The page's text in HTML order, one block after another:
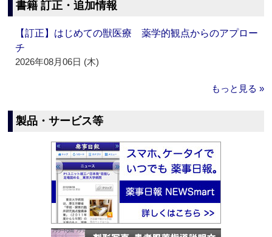
書籍 訂正・追加情報
【訂正】はじめての獣医療 薬学的観点からのアプロー
チ
2026年08月06日 (木)
もっと見る »
製品・サービス等